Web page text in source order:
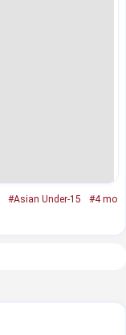
#Asian Under-15
#4 mo